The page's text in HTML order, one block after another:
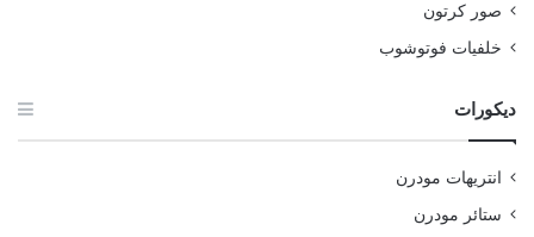
صور كرتون
خلفيات فوتوشوب
ديكورات
انتريهات مودرن
ستائر مودرن